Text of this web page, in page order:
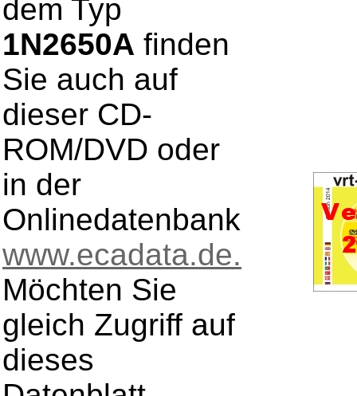
dem Typ
1N2650A finden
Sie auch auf
dieser CD-
ROM/DVD oder
in der
Onlinedatenbank
www.ecadata.de.
Möchten Sie
gleich Zugriff auf
dieses